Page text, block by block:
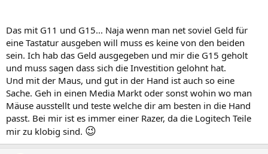
Das mit G11 und G15... Naja wenn man net soviel Geld für
eine Tastatur ausgeben will muss es keine von den beiden
sein. Ich hab das Geld ausgegeben und mir die G15 geholt
und muss sagen dass sich die Investition gelohnt hat.
Und mit der Maus, und gut in der Hand ist auch so eine
Sache. Geh in einen Media Markt oder sonst wohin wo man
Mäuse ausstellt und teste welche dir am besten in die Hand
passt. Bei mir ist es immer einer Razer, da die Logitech Teile
mir zu klobig sind. 😉